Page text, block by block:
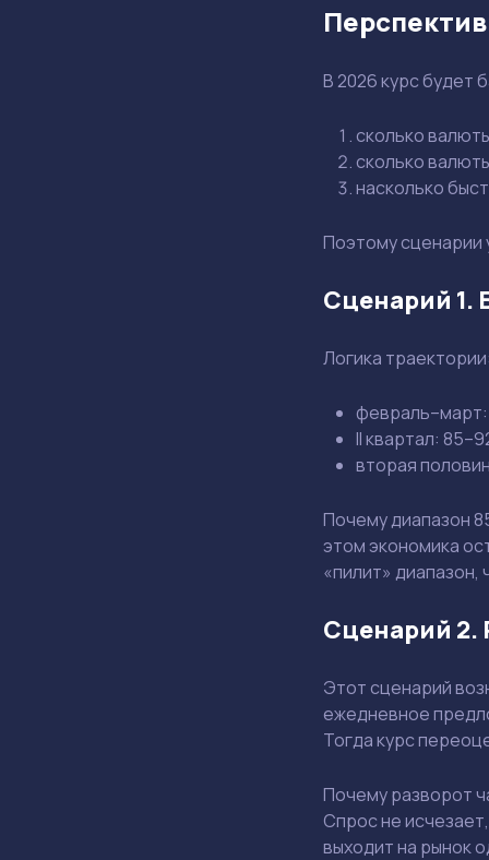
В 2026 курс будет
сколько
сколько
насколько
Поэтому сценарии
Сценарий 1.
Логика
февраль–март:
II квартал:
вторая
Почему диапазон
этом экономика
«пилит»
Сценарий 2.
Этот сценарий
ежедневное
Тогда курс
Почему разворот
Спрос не
выходит на рынок